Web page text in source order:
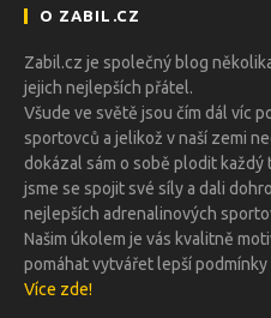
O ZABIL.CZ
Zabil.cz je společný blog
jejich nejlepších přátel.
Všude ve světě jsou čím dál víc
sportovců a jelikož v naší zemi
dokázal sám o sobě plodit
jsme se spojit své síly a dali
nejlepších adrenalinových
Našim úkolem je vás kvalitně
pomáhat vytvářet lepší podmínky
Více zde!